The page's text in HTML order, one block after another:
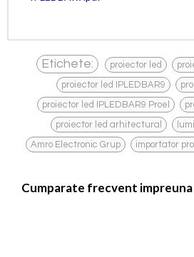
Etichete: proiector led ,
proiector led IPLEDBAR9
proiector led IPLEDBAR9 Proel ,
proiector led arhitectural ,
Amro Electronic Grup importator
Cumparate frecvent impreuna